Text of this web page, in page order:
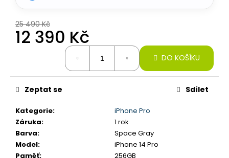
25 490 Kč
12 390 Kč
DO KOŠÍKU
Kategorie:
iPhone Pro
Záruka:
1 rok
Barva:
Space Gray
Model:
iPhone 14 Pro
Paměť: 256GB
Zeptat se Sdílet
e
PRO,
128GB,
BLACK
(STAV
A-)
22
190
Kč